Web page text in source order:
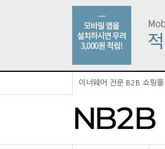
이너웨어 전문 B2B 쇼핑몰